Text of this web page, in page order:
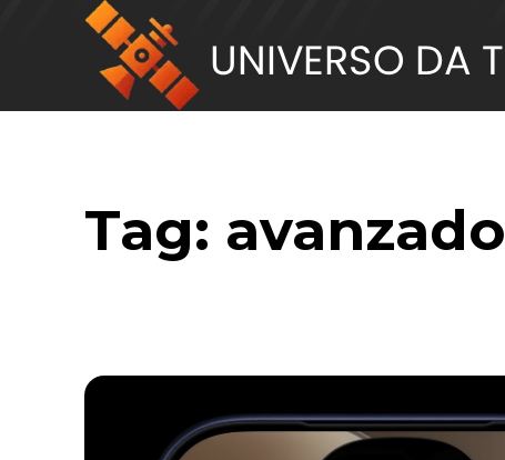
Tag: avanzado